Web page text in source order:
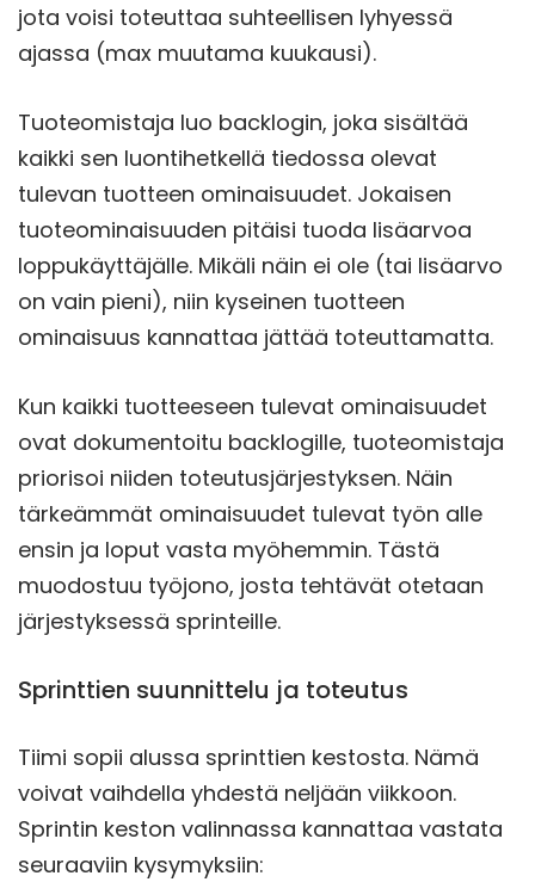
jota voisi toteuttaa suhteellisen lyhyessä
ajassa (max muutama kuukausi).
Tuoteomistaja luo backlogin, joka sisältää
kaikki sen luontihetkellä tiedossa olevat
tulevan tuotteen ominaisuudet. Jokaisen
tuoteominaisuuden pitäisi tuoda lisäarvoa
loppukäyttäjälle. Mikäli näin ei ole (tai lisäarvo
on vain pieni), niin kyseinen tuotteen
ominaisuus kannattaa jättää toteuttamatta.
Kun kaikki tuotteeseen tulevat ominaisuudet
ovat dokumentoitu backlogille, tuoteomistaja
priorisoi niiden toteutusjärjestyksen. Näin
tärkeämmät ominaisuudet tulevat työn alle
ensin ja loput vasta myöhemmin. Tästä
muodostuu työjono, josta tehtävät otetaan
järjestyksessä sprinteille.
Sprinttien suunnittelu ja toteutus
Tiimi sopii alussa sprinttien kestosta. Nämä
voivat vaihdella yhdestä neljään viikkoon.
Sprintin keston valinnassa kannattaa vastata
seuraaviin kysymyksiin: